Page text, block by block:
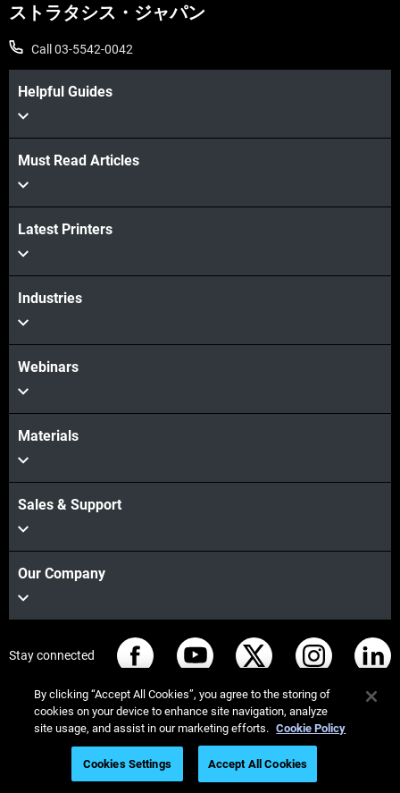
ストラタシス・ジャパン
Call 03-5542-0042
Helpful Guides
Must Read Articles
Latest Printers
Industries
Webinars
Materials
Sales & Support
Our Company
Stay connected
© Stratasys 2026 Legal information
Privacy policy
REACH compliance
By clicking “Accept All Cookies”, you agree to the storing of
cookies on your device to enhance site navigation, analyze
site usage, and assist in our marketing efforts. Cookie Policy
Cookies Settings Accept All Cookies